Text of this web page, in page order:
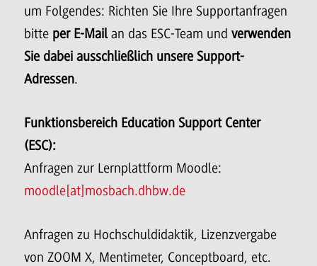
um Folgendes: Richten Sie Ihre Supportanfragen
bitte per E-Mailan das ESC-Team und verwenden
Sie dabei ausschließlich unsere Support-
Adressen.
Funktionsbereich Education Support Center
(ESC):
Anfragen zur Lernplattform Moodle:
moodle[at]mosbach.dhbw.de
Anfragen zu Hochschuldidaktik, Lizenzvergabe
von ZOOM X, Mentimeter, Conceptboard, etc.